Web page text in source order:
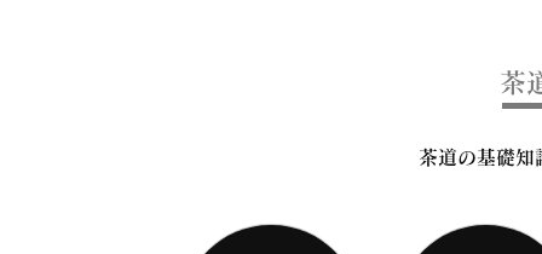
茶
茶道の基礎知